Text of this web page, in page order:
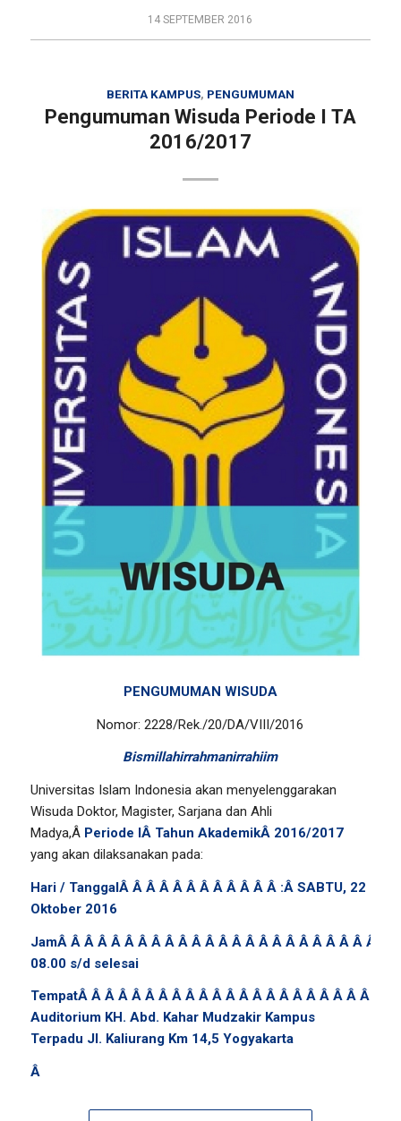
14 SEPTEMBER 2016
BERITA KAMPUS, PENGUMUMAN
Pengumuman Wisuda Periode I TA
2016/2017
PENGUMUMAN WISUDA
Nomor: 2228/Rek./20/DA/VIII/2016
Bismillahirrahmanirrahiim
Universitas Islam Indonesia akan menyelenggarakan
Wisuda Doktor, Magister, Sarjana dan Ahli
Madya,Â Periode IÂ Tahun AkademikÂ 2016/2017
yang akan dilaksanakan pada:
Hari / TanggalÂ Â Â Â Â Â Â Â Â Â Â Â :Â SABTU, 22
Oktober 2016
JamÂ Â Â Â Â Â Â Â Â Â Â Â Â Â Â Â Â Â Â Â Â Â Â Â Â
08.00 s/d selesai
TempatÂ Â Â Â Â Â Â Â Â Â Â Â Â Â Â Â Â Â Â Â Â Â Â Â
Auditorium KH. Abd. Kahar Mudzakir Kampus
Terpadu Jl. Kaliurang Km 14,5 Yogyakarta
Â